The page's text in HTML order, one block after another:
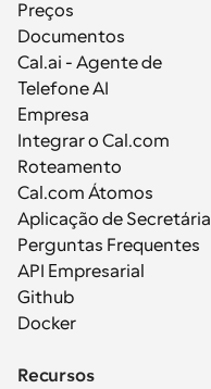
Preços
Documentos
Cal.ai - Agente de
Telefone AI
Empresa
Integrar o Cal.com
Roteamento
Cal.com Átomos
Aplicação de Secretária
Perguntas Frequentes
API Empresarial
Github
Docker
Recursos